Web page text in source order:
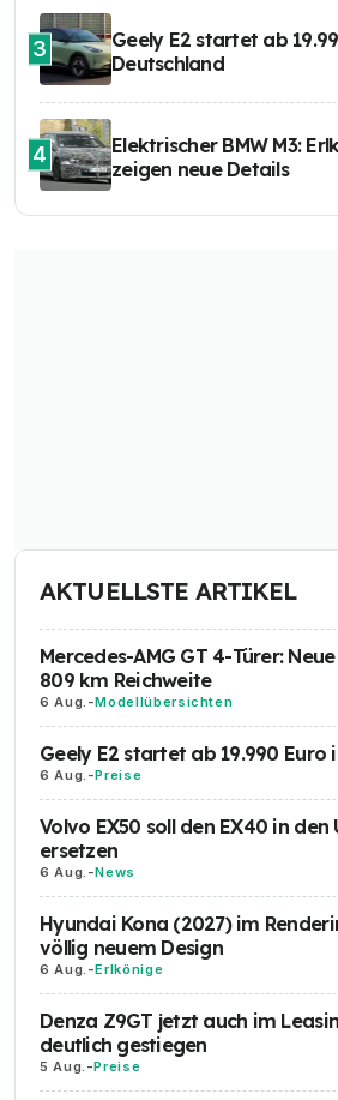
3
Geely E2 startet ab
Deutschland
4
Elektrischer BMW M3:
zeigen neue Details
AKTUELLSTE ARTIKEL
Mercedes-AMG GT 4-Türer:
809 km Reichweite
6 Aug. -Modellübersichten
Geely E2 startet ab 19.990 Euro
6 Aug. -Preise
Volvo EX50 soll den EX40 in den
ersetzen
6 Aug. -News
Hyundai Kona (2027) im
völlig neuem Design
6 Aug. -Erlkönige
Denza Z9GT jetzt auch im
deutlich gestiegen
5 Aug. -Preise